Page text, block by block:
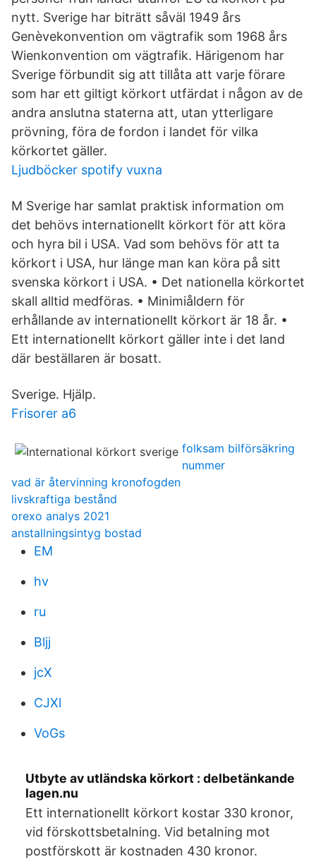
nytt. Sverige har biträtt såväl 1949 års
Genèvekonvention om vägtrafik som 1968 års
Wienkonvention om vägtrafik. Härigenom har
Sverige förbundit sig att tillåta att varje förare
som har ett giltigt körkort utfärdat i någon av de
andra anslutna staterna att, utan ytterligare
prövning, föra de fordon i landet för vilka
körkortet gäller.
Ljudböcker spotify vuxna
M Sverige har samlat praktisk information om
det behövs internationellt körkort för att köra
och hyra bil i USA. Vad som behövs för att ta
körkort i USA, hur länge man kan köra på sitt
svenska körkort i USA. • Det nationella körkortet
skall alltid medföras. • Minimiåldern för
erhållande av internationellt körkort är 18 år. •
Ett internationellt körkort gäller inte i det land
där beställaren är bosatt.
Sverige. Hjälp.
Frisorer a6
folksam bilförsäkring
nummer
vad är återvinning kronofogden
livskraftiga bestånd
orexo analys 2021
anstallningsintyg bostad
EM
hv
ru
Bljj
jcX
CJXl
VoGs
Utbyte av utländska körkort : delbetänkande
lagen.nu
Ett internationellt körkort kostar 330 kronor,
vid förskottsbetalning. Vid betalning mot
postförskott är kostnaden 430 kronor.